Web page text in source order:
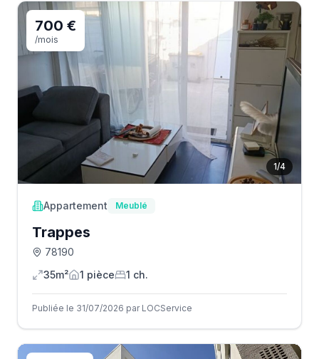
1/4
700 €
/mois
Appartement Meublé
Trappes
78190
35m²
1 pièce 1 ch.
Publiée le 31/07/2026 par LOCService